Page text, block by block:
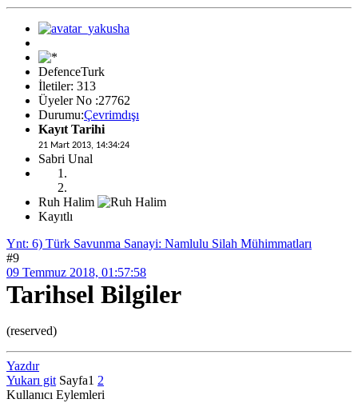
DefenceTurk
İletiler: 313
Üyeler No :27762
Durumu:Çevrimdışı
Kayıt Tarihi
21 Mart 2013, 14:34:24
Sabri Unal
Ruh Halim
Kayıtlı
Ynt: 6) Türk Savunma Sanayi: Namlulu Silah Mühimmatları
#9
09 Temmuz 2018, 01:57:58
Tarihsel Bilgiler
(reserved)
Yazdır
Yukarı git Sayfa1 2
Kullanıcı Eylemleri